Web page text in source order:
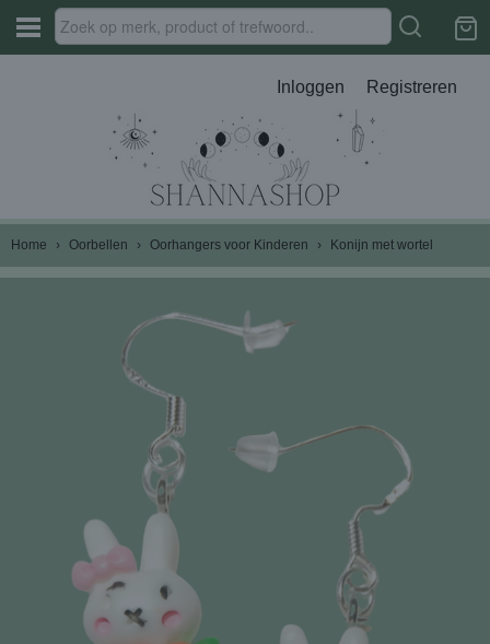
Inloggen Registreren
Home › Oorbellen › Oorhangers voor Kinderen › Konijn met wortel